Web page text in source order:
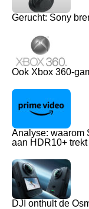
Gerucht: Sony
Ook Xbox 360-
Analyse: waarom
aan HDR10+ trekt
DJI onthult de